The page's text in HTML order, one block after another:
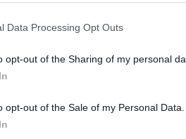
Data Processing Opt Outs
opt-out of the Sharing of my personal
opt-out of the Sale of my Personal Data.
τώρα με τις
ενεργές,
σταματήσει η κρατική
της κρίσης και θα